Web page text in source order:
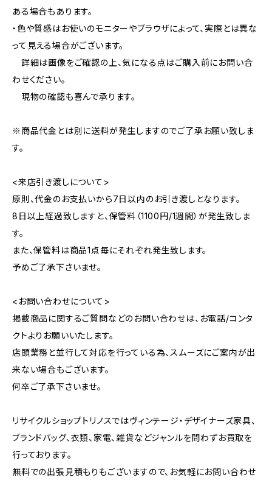
ある場合もあります。
・色や質感はお使いのモニターやブラウザによって、実際とは異な
って見える場合がございます。
詳細は画像をご確認の上、気になる点はご購入前にお問い合
わせください。
現物の確認も喜んで承ります。
※商品代金とは別に送料が発生しますのでご了承お願い致しま
す。
<来店引き渡しについて>
原則、代金のお支払いから7日以内のお引き渡しとなります。
8日以上経過致しますと、保管料（1100円/1週間）が発生致しま
す。
また、保管料は商品1点毎にそれぞれ発生致します。
予めご了承下さいませ。
<お問い合わせについて>
掲載商品に関するご質問などのお問い合わせは、お電話/コンタ
クトよりお願いいたします。
店頭業務と並行して対応を行っている為、スムーズにご案内が出
来ない場合もございます。
何卒ご了承下さいませ。
リサイクルショップトリノスではヴィンテージ・デザイナーズ家具、
ブランドバッグ、衣類、家電、雑貨などジャンルを問わずお買取を
行っております。
無料での出張見積もりもございますので、お気軽にお問い合わせ